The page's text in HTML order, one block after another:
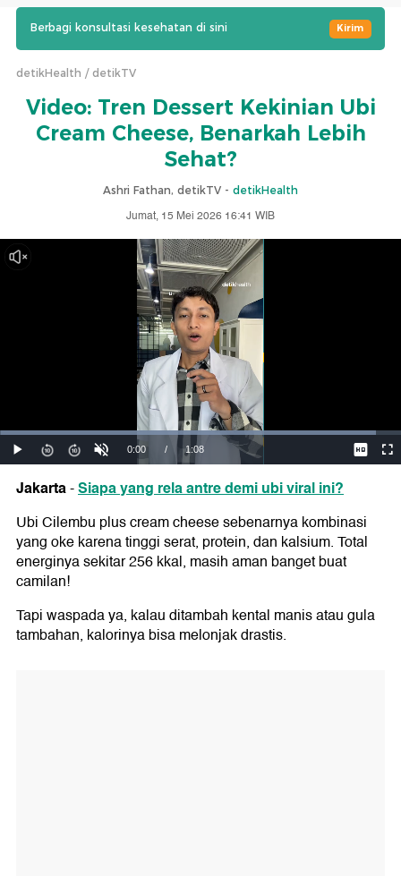
Berbagi konsultasi kesehatan di sini Kirim
detikHealth detikTV
Video: Tren Dessert Kekinian Ubi
Cream Cheese, Benarkah Lebih
Sehat?
Ashri Fathan, detikTV - detikHealth
Jumat, 15 Mei 2026 16:41 WIB
Jakarta-Siapa yang rela antre demi ubi viral ini?
Ubi Cilembu plus cream cheese sebenarnya kombinasi
yang oke karena tinggi serat, protein, dan kalsium. Total
energinya sekitar 256 kkal, masih aman banget buat
camilan!
Tapi waspada ya, kalau ditambah kental manis atau gula
tambahan, kalorinya bisa melonjak drastis.